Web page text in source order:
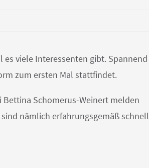
viele Interessenten gibt. Spannend
zum ersten Mal stattfindet.
Schomerus-Weinert melden
nämlich erfahrungsgemäß schnell